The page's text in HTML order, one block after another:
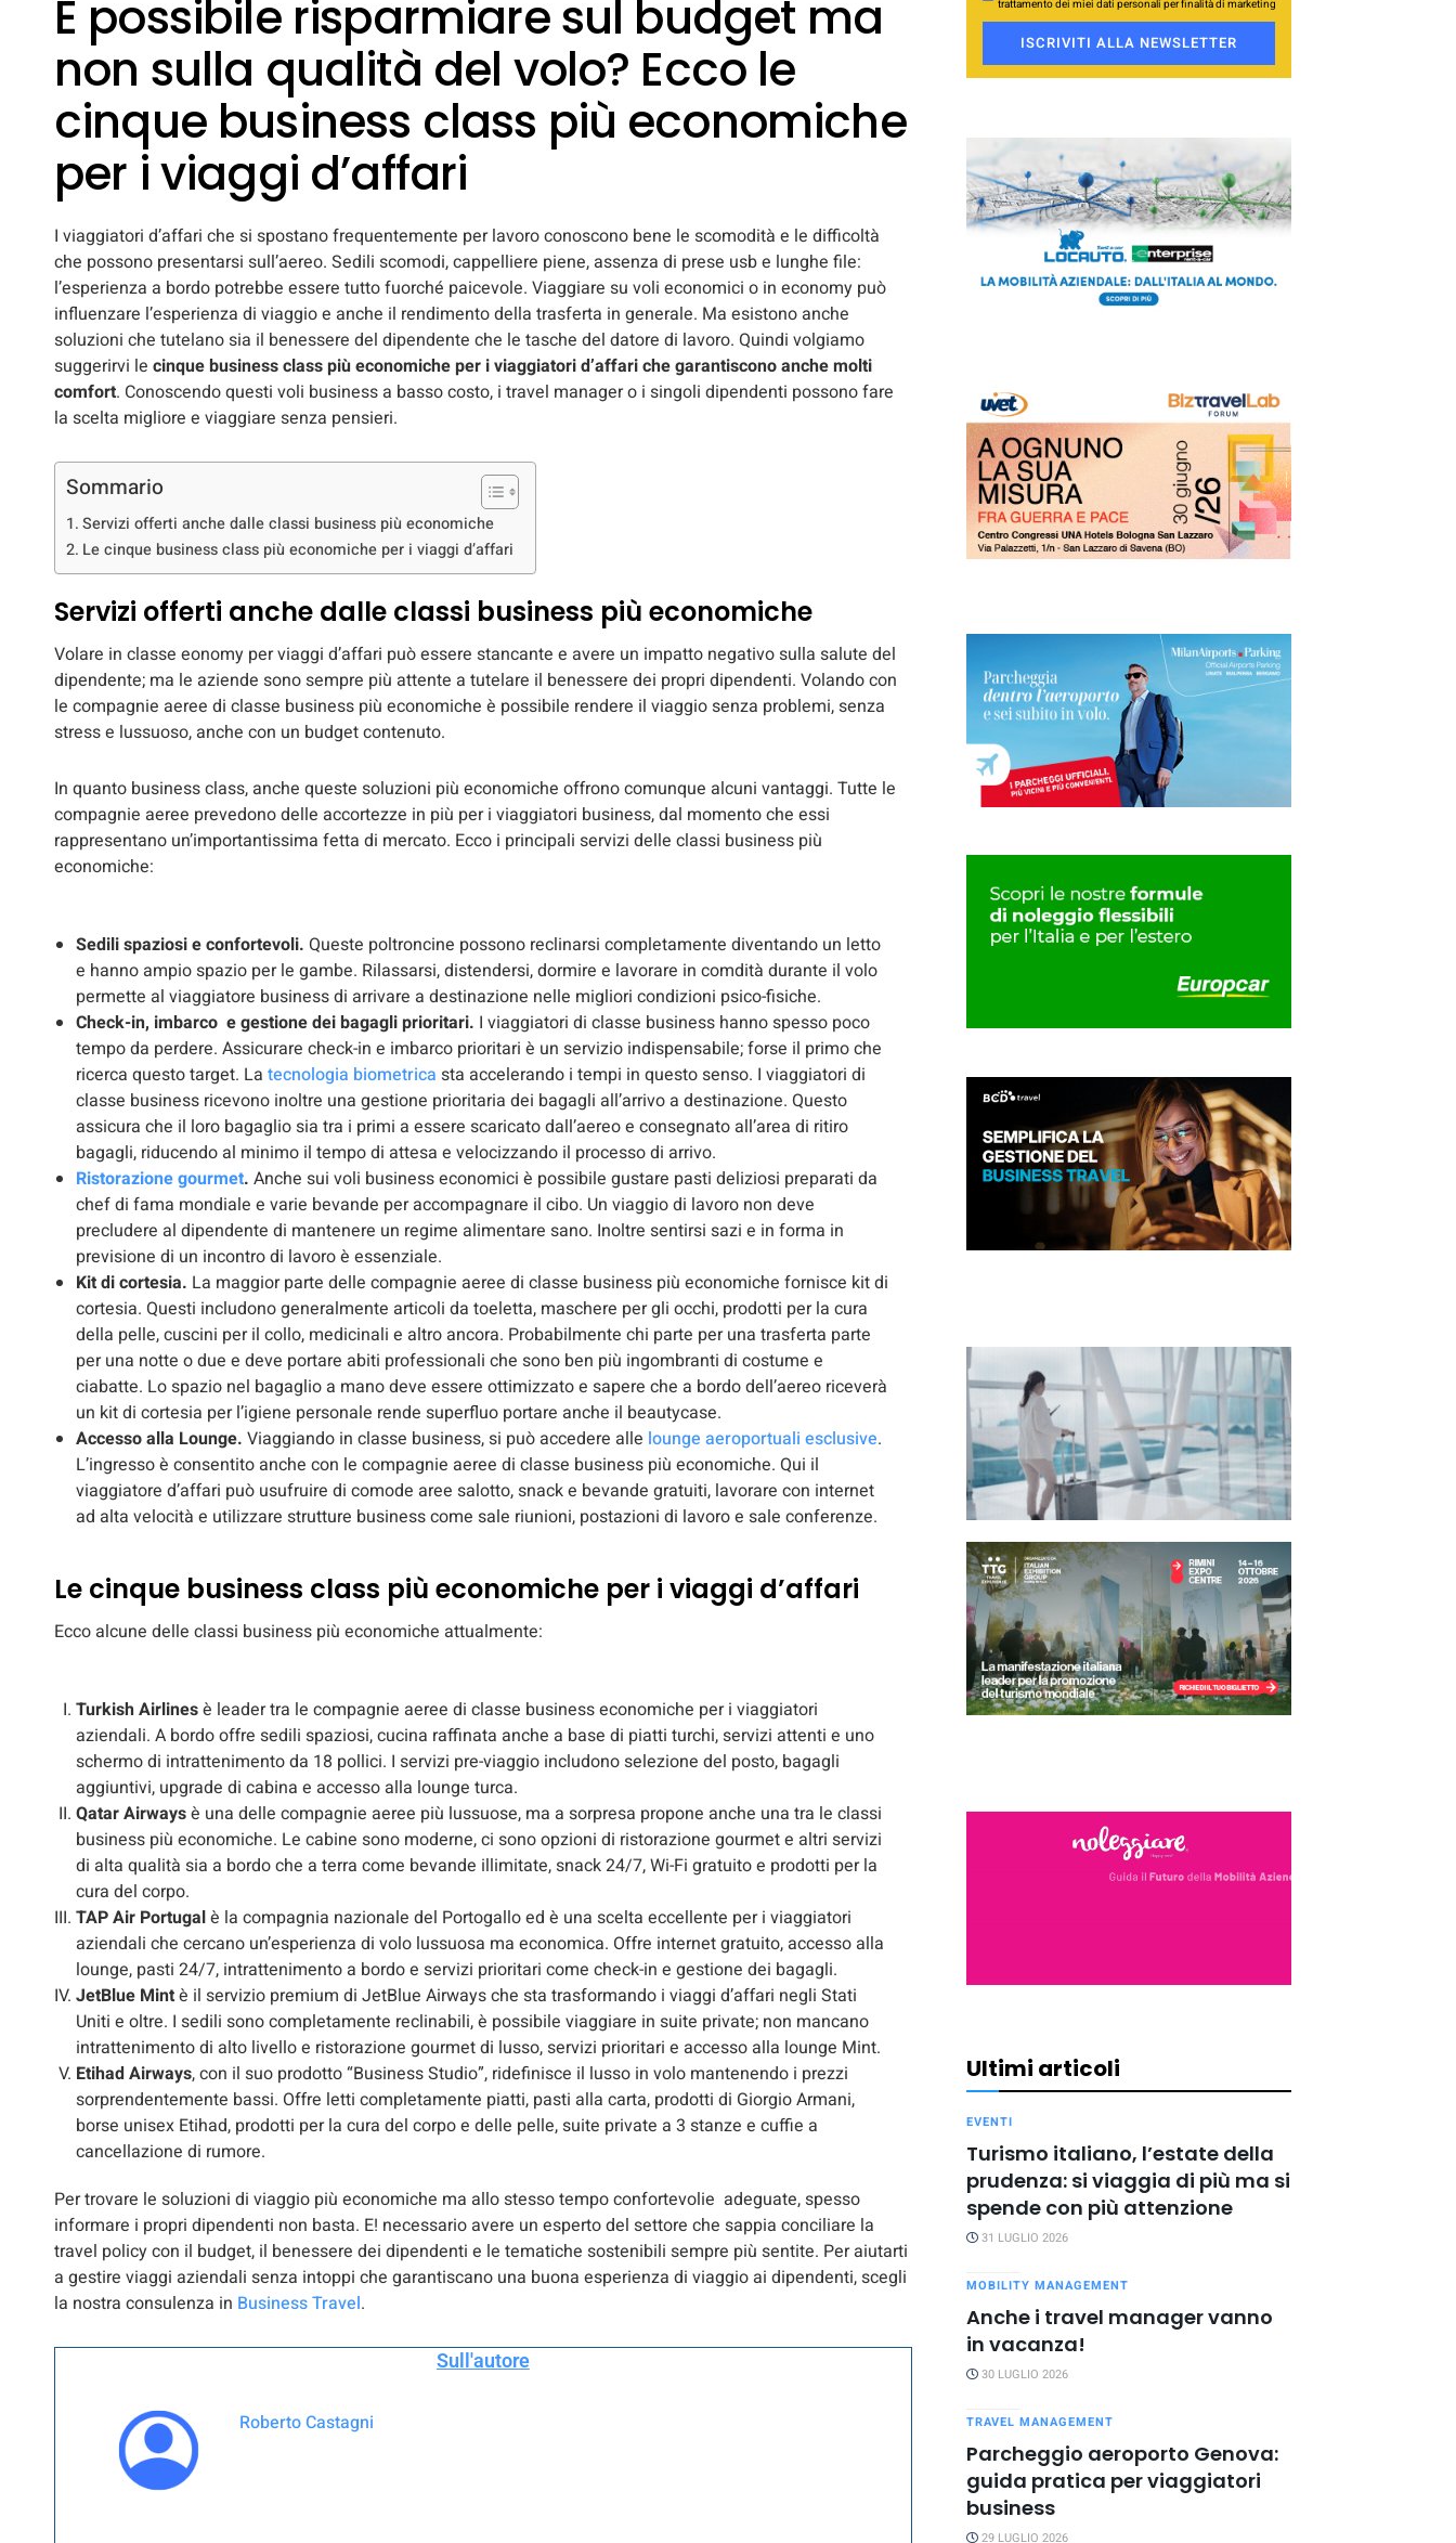
È possibile risparmiare sul budget ma
non sulla qualità del volo? Ecco le
cinque business class più economiche
per i viaggi d’affari
I viaggiatori d’affari che si spostano frequentemente per lavoro conoscono bene le scomodità e le difficoltà
che possono presentarsi sull’aereo. Sedili scomodi, cappelliere piene, assenza di prese usb e lunghe file:
l’esperienza a bordo potrebbe essere tutto fuorché paicevole. Viaggiare su voli economici o in economy può
influenzare l’esperienza di viaggio e anche il rendimento della trasferta in generale. Ma esistono anche
soluzioni che tutelano sia il benessere del dipendente che le tasche del datore di lavoro. Quindi volgiamo
suggerirvi le cinque business class più economiche per i viaggiatori d’affari che garantiscono anche molti
comfort. Conoscendo questi voli business a basso costo, i travel manager o i singoli dipendenti possono fare
la scelta migliore e viaggiare senza pensieri.
Sommario
Servizi offerti anche dalle classi business più economiche
Le cinque business class più economiche per i viaggi d’affari
Servizi offerti anche dalle classi business più economiche
Volare in classe eonomy per viaggi d’affari può essere stancante e avere un impatto negativo sulla salute del
dipendente; ma le aziende sono sempre più attente a tutelare il benessere dei propri dipendenti. Volando con
le compagnie aeree di classe business più economiche è possibile rendere il viaggio senza problemi, senza
stress e lussuoso, anche con un budget contenuto.
In quanto business class, anche queste soluzioni più economiche offrono comunque alcuni vantaggi. Tutte le
compagnie aeree prevedono delle accortezze in più per i viaggiatori business, dal momento che essi
rappresentano un’importantissima fetta di mercato. Ecco i principali servizi delle classi business più
economiche:
Sedili spaziosi e confortevoli. Queste poltroncine possono reclinarsi completamente diventando un letto
e hanno ampio spazio per le gambe. Rilassarsi, distendersi, dormire e lavorare in comdità durante il volo
permette al viaggiatore business di arrivare a destinazione nelle migliori condizioni psico-fisiche.
Check-in, imbarco e gestione dei bagagli prioritari. I viaggiatori di classe business hanno spesso poco
tempo da perdere. Assicurare check-in e imbarco prioritari è un servizio indispensabile; forse il primo che
ricerca questo target. La tecnologia biometrica sta accelerando i tempi in questo senso. I viaggiatori di
classe business ricevono inoltre una gestione prioritaria dei bagagli all’arrivo a destinazione. Questo
assicura che il loro bagaglio sia tra i primi a essere scaricato dall’aereo e consegnato all’area di ritiro
bagagli, riducendo al minimo il tempo di attesa e velocizzando il processo di arrivo.
Ristorazione gourmet. Anche sui voli business economici è possibile gustare pasti deliziosi preparati da
chef di fama mondiale e varie bevande per accompagnare il cibo. Un viaggio di lavoro non deve
precludere al dipendente di mantenere un regime alimentare sano. Inoltre sentirsi sazi e in forma in
previsione di un incontro di lavoro è essenziale.
Kit di cortesia. La maggior parte delle compagnie aeree di classe business più economiche fornisce kit di
cortesia. Questi includono generalmente articoli da toeletta, maschere per gli occhi, prodotti per la cura
della pelle, cuscini per il collo, medicinali e altro ancora. Probabilmente chi parte per una trasferta parte
per una notte o due e deve portare abiti professionali che sono ben più ingombranti di costume e
ciabatte. Lo spazio nel bagaglio a mano deve essere ottimizzato e sapere che a bordo dell’aereo riceverà
un kit di cortesia per l’igiene personale rende superfluo portare anche il beautycase.
Accesso alla Lounge. Viaggiando in classe business, si può accedere alle lounge aeroportuali esclusive.
L’ingresso è consentito anche con le compagnie aeree di classe business più economiche. Qui il
viaggiatore d’affari può usufruire di comode aree salotto, snack e bevande gratuiti, lavorare con internet
ad alta velocità e utilizzare strutture business come sale riunioni, postazioni di lavoro e sale conferenze.
Le cinque business class più economiche per i viaggi d’affari
Ecco alcune delle classi business più economiche attualmente:
Turkish Airlinesè leader tra le compagnie aeree di classe business economiche per i viaggiatori
aziendali. A bordo offre sedili spaziosi, cucina raffinata anche a base di piatti turchi, servizi attenti e uno
schermo di intrattenimento da 18 pollici. I servizi pre-viaggio includono selezione del posto, bagagli
aggiuntivi, upgrade di cabina e accesso alla lounge turca.
Qatar Airwaysè una delle compagnie aeree più lussuose, ma a sorpresa propone anche una tra le classi
business più economiche. Le cabine sono moderne, ci sono opzioni di ristorazione gourmet e altri servizi
di alta qualità sia a bordo che a terra come bevande illimitate, snack 24/7, Wi-Fi gratuito e prodotti per la
cura del corpo.
TAP Air Portugalè la compagnia nazionale del Portogallo ed è una scelta eccellente per i viaggiatori
aziendali che cercano un’esperienza di volo lussuosa ma economica. Offre internet gratuito, accesso alla
lounge, pasti 24/7, intrattenimento a bordo e servizi prioritari come check-in e gestione dei bagagli.
JetBlue Mintè il servizio premium di JetBlue Airways che sta trasformando i viaggi d’affari negli Stati
Uniti e oltre. I sedili sono completamente reclinabili, è possibile viaggiare in suite private; non mancano
intrattenimento di alto livello e ristorazione gourmet di lusso, servizi prioritari e accesso alla lounge Mint.
Etihad Airways, con il suo prodotto “Business Studio”, ridefinisce il lusso in volo mantenendo i prezzi
sorprendentemente bassi. Offre letti completamente piatti, pasti alla carta, prodotti di Giorgio Armani,
borse unisex Etihad, prodotti per la cura del corpo e delle pelle, suite private a 3 stanze e cuffie a
cancellazione di rumore.
Per trovare le soluzioni di viaggio più economiche ma allo stesso tempo confortevolie adeguate, spesso
informare i propri dipendenti non basta. E! necessario avere un esperto del settore che sappia conciliare la
travel policy con il budget, il benessere dei dipendenti e le tematiche sostenibili sempre più sentite. Per aiutarti
a gestire viaggi aziendali senza intoppi che garantiscano una buona esperienza di viaggio ai dipendenti, scegli
la nostra consulenza in Business Travel.
Sull'autore
Roberto Castagni
trattamento dei miei dati personali per finalità di marketing
ISCRIVITI ALLA NEWSLETTER
Ultimi articoli
EVENTI
Turismo italiano, l’estate della
prudenza: si viaggia di più ma si
spende con più attenzione
31 LUGLIO 2026
MOBILITY MANAGEMENT
Anche i travel manager vanno
in vacanza!
30 LUGLIO 2026
TRAVEL MANAGEMENT
Parcheggio aeroporto Genova:
guida pratica per viaggiatori
business
29 LUGLIO 2026